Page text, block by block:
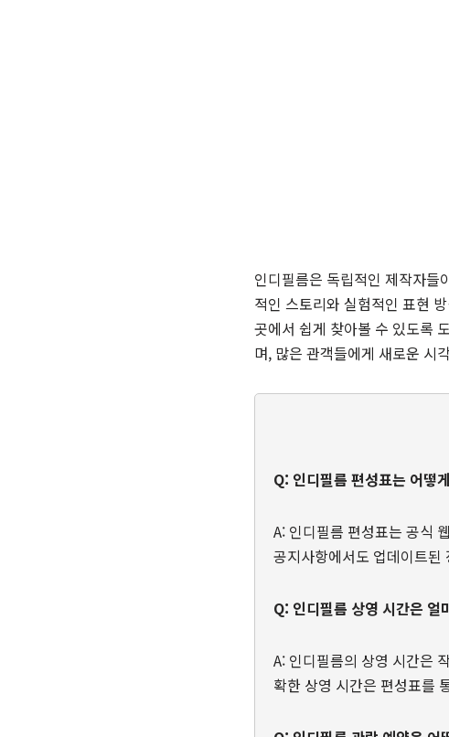
인디필름은 독립적인 제작자들
적인 스토리와 실험적인 표현
곳에서 쉽게 찾아볼 수 있도록
며, 많은 관객들에게 새로운 시
Q: 인디필름 편성표는 어떻
A: 인디필름 편성표는 공식
공지사항에서도 업데이트된
Q: 인디필름 상영 시간은 얼
A: 인디필름의 상영 시간은
확한 상영 시간은 편성표를